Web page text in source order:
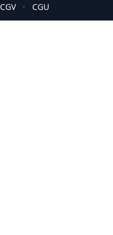
CGV · CGU